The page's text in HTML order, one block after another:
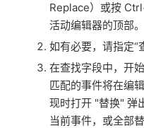
Replace）或按
活动编辑器的顶部。
如有必要，请指定“
在查找字段中，开
匹配的事件将在编
现时打开 "替换" 弹
当前事件，或全部替